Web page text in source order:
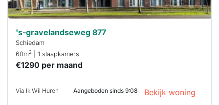
's-gravelandseweg 877
Schiedam
60m2 | 1 slaapkamers
€1290 per maand
Via Ik Wil Huren Aangeboden sinds 9:08 Bekijk woning